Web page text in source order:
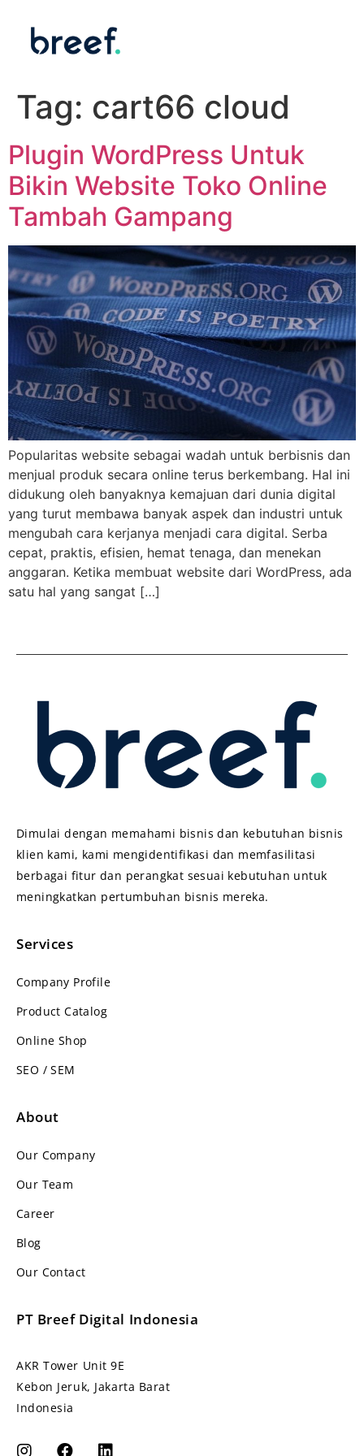
Tag: cart66 cloud
Plugin WordPress Untuk
Bikin Website Toko Online
Tambah Gampang
Popularitas website sebagai wadah untuk berbisnis dan
menjual produk secara online terus berkembang. Hal ini
didukung oleh banyaknya kemajuan dari dunia digital
yang turut membawa banyak aspek dan industri untuk
mengubah cara kerjanya menjadi cara digital. Serba
cepat, praktis, efisien, hemat tenaga, dan menekan
anggaran. Ketika membuat website dari WordPress, ada
satu hal yang sangat […]
Dimulai dengan memahami bisnis dan kebutuhan bisnis
klien kami, kami mengidentifikasi dan memfasilitasi
berbagai fitur dan perangkat sesuai kebutuhan untuk
meningkatkan pertumbuhan bisnis mereka.
Services
Company Profile
Product Catalog
Online Shop
SEO / SEM
About
Our Company
Our Team
Career
Blog
Our Contact
PT Breef Digital Indonesia
AKR Tower Unit 9E
Kebon Jeruk, Jakarta Barat
Indonesia